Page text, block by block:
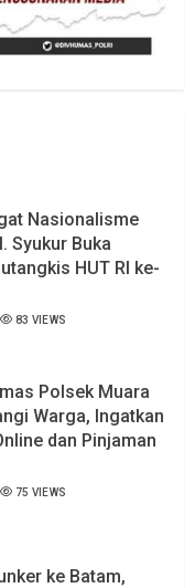
Nasionalisme
Syukur Buka
HUT RI ke-
83 VIEWS
Polsek Muara
Warga, Ingatkan
dan Pinjaman
75 VIEWS
ke Batam,